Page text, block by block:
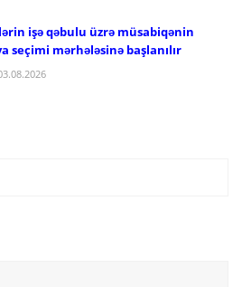
işə qəbulu üzrə müsabiqənin
seçimi mərhələsinə başlanılır